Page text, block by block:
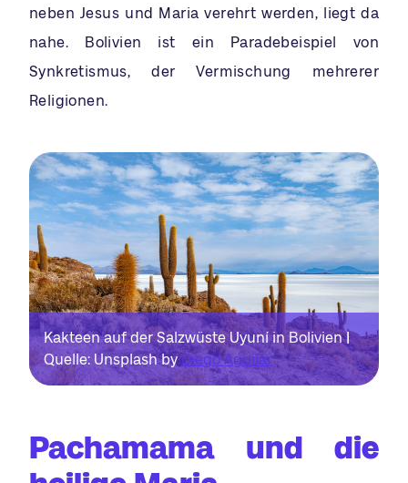
neben Jesus und Maria verehrt werden, liegt da
nahe. Bolivien ist ein Paradebeispiel von
Synkretismus, der Vermischung mehrerer
Religionen.
Kakteen auf der Salzwüste Uyuní in Bolivien |
Quelle: Unsplash byDiego Aguilar
Pachamama und die